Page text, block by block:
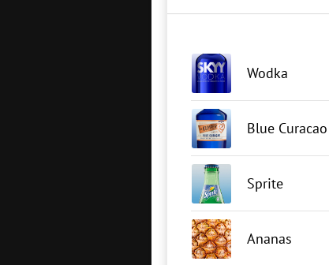
Wodka
Blue
Sprite
Ananas